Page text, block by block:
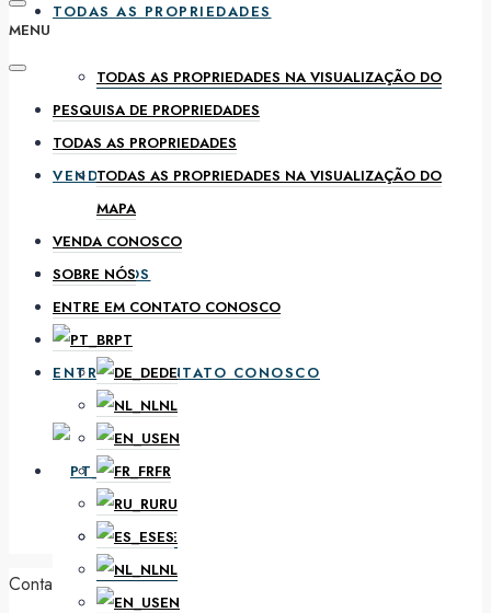
TODAS AS PROPRIEDADES
TODAS AS PROPRIEDADES NA VISUALIZAÇÃO DO
MAPA
VENDA CONOSCO
SOBRE NÓS
ENTRE EM CONTATO CONOSCO
PT
DE
NL
EN
MENU
PESQUISA DE PROPRIEDADES
TODAS AS PROPRIEDADES
TODAS AS PROPRIEDADES NA VISUALIZAÇÃO DO
MAPA
VENDA CONOSCO
SOBRE NÓS
ENTRE EM CONTATO CONOSCO
PT
DE
NL
EN
FR
RU
ES
Conta